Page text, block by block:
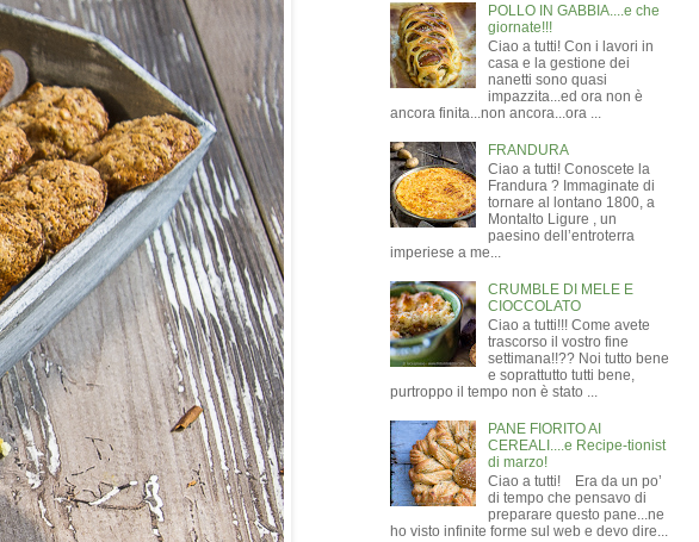
POLLO IN GABBIA....e che
giornate!!!
Ciao a tutti! Con i lavori in
casa e la gestione dei
nanetti sono quasi
impazzita...ed ora non è
ancora finita...non ancora...ora ...
FRANDURA
Ciao a tutti! Conoscete la
Frandura ? Immaginate di
tornare al lontano 1800, a
Montalto Ligure , un
paesino dell’entroterra
imperiese a me...
CRUMBLE DI MELE E
CIOCCOLATO
Ciao a tutti!!! Come avete
trascorso il vostro fine
settimana!!?? Noi tutto bene
e soprattutto tutti bene,
purtroppo il tempo non è stato ...
PANE FIORITO AI
CEREALI....e Recipe-tionist
di marzo!
Ciao a tutti! Era da un po’
di tempo che pensavo di
preparare questo pane...ne
ho visto infinite forme sul web e devo dire...